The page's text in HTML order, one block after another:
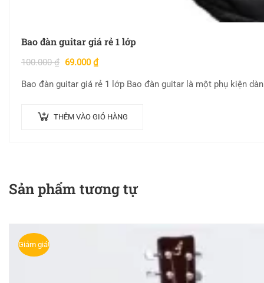
Bao đàn guitar giá rẻ 1 lớp
100.000₫ 69.000₫
Bao đàn guitar giá rẻ 1 lớp Bao đàn guitar là một phụ kiện
THÊM VÀO GIỎ HÀNG
Sản phẩm tương tự
Giảm giá!